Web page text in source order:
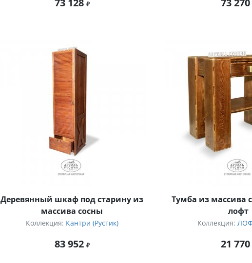
73 128 73 270
Деревянный шкаф под старину из
массива сосны
Коллекция: Кантри (Рустик)
83 952
Тумба из массива
лофт
Коллекция:
21 770